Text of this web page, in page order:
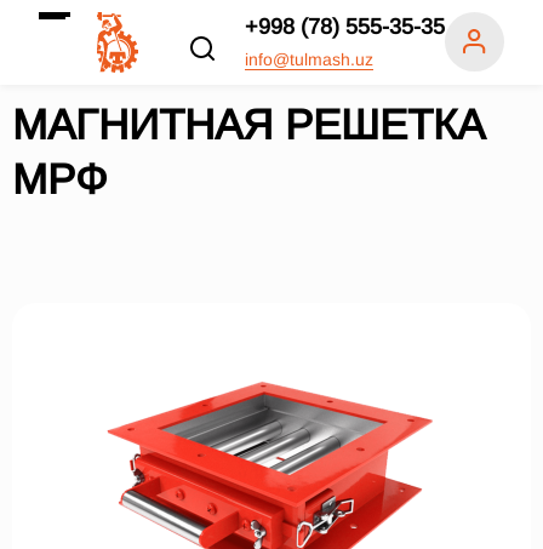
+998 (78) 555-35-35
info@tulmash.uz
МАГНИТНАЯ РЕШЕТКА
МРФ